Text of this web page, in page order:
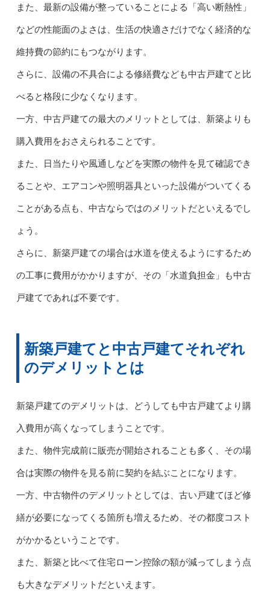
また、最新の設備が整っていることによる「高い断熱性」
などの性能面のよさは、生活の快適さだけでなく経済的な
維持費の節約にもつながります。
さらに、設備の不具合による修繕費なども中古戸建てと比
べると格段に少なくなります。
一方、中古戸建ての最大のメリットとしては、新築よりも
購入費用をおさえられることです。
また、日当たりや風通しなどを実際の物件を見て確認でき
ることや、エアコンや照明器具といった設備がついてくる
ことがある点も、中古ならではのメリットだといえるでし
ょう。
さらに、新築戸建ての場合は水道を使えるようにするため
の工事に費用がかかりますが、その「水道負担金」も中古
戸建てであれば不要です。
新築戸建てと中古戸建てそれぞれ
のデメリットとは
新築戸建てのデメリットは、どうしても中古戸建てより購
入費用が高くなってしまうことです。
また、物件完成前に販売が開始されることも多く、その場
合は実際の物件を見る前に契約を結ぶことになります。
一方、中古物件のデメリットとしては、古い戸建てほど修
繕が必要になってくる箇所も増えるため、その都度コスト
がかかるということです。
また、新築と比べて住宅ローン控除の額が減ってしまう点
も大きなデメリットだといえます。